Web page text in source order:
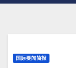
国际要闻简报